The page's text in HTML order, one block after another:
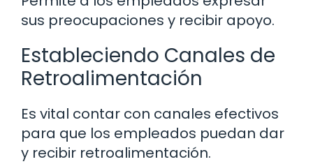
sus preocupaciones y recibir apoyo.
Estableciendo Canales de
Retroalimentación
Es vital contar con canales efectivos
para que los empleados puedan dar
y recibir retroalimentación.